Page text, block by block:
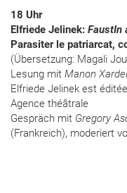
18 Uhr
Elfriede Jelinek: FaustIn
Parasiter le patriarcat,
(Übersetzung: Magali
Lesung mit Manon Xardel
Elfriede Jelinek est
Agence théâtrale
Gespräch mit Gregory
(Frankreich), moderiert